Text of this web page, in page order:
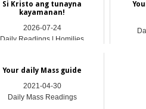
Si Kristo ang tunayna
kayamanan!
2026-07-24
Daily Readings | Homilies
Your daily Mass guide
2021-04-30
Daily Mass Readings